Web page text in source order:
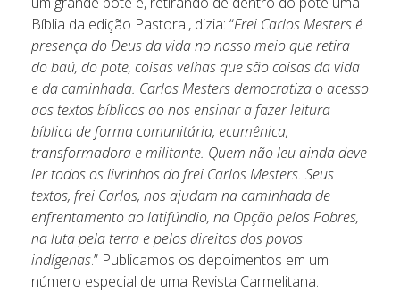
Bíblia da edição Pastoral, dizia: “Frei Carlos Mesters é
presença do Deus da vida no nosso meio que retira
do baú, do pote, coisas velhas que são coisas da vida
e da caminhada. Carlos Mesters democratiza o acesso
aos textos bíblicos ao nos ensinar a fazer leitura
bíblica de forma comunitária, ecumênica,
transformadora e militante. Quem não leu ainda deve
ler todos os livrinhos do frei Carlos Mesters. Seus
textos, frei Carlos, nos ajudam na caminhada de
enfrentamento ao latifúndio, na Opção pelos Pobres,
na luta pela terra e pelos direitos dos povos
indígenas.” Publicamos os depoimentos em um
número especial de uma Revista Carmelitana.